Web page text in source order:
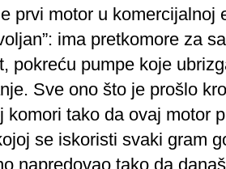
prvi motor u komercijalnoj
ima pretkomore za
pokreću pumpe koje
Sve ono što je prošlo
komori tako da ovaj motor
se iskoristi svaki gram
napredovao tako da